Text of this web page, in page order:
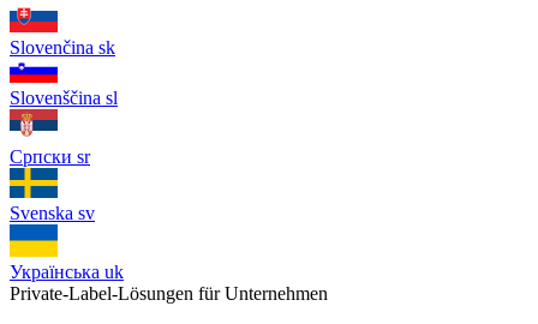
Slovenčina sk
Slovenščina sl
Српски sr
Svenska sv
Українська uk
Private-Label-Lösungen für Unternehmen